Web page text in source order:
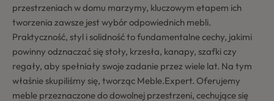
przestrzeniach w domu marzymy, kluczowym etapem ich
tworzenia zawsze jest wybór odpowiednich mebli.
Praktyczność, styl i solidność to fundamentalne cechy, jakimi
powinny odznaczać się stoły, krzesła, kanapy, szafki czy
regały, aby spełniały swoje zadanie przez wiele lat. Na tym
właśnie skupiliśmy się, tworząc Meble.Expert. Oferujemy
meble przeznaczone do dowolnej przestrzeni, cechujące się